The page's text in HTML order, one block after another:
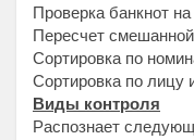
Проверка банкнот
Пересчет
Сортировка по
Сортировка по лицу
Виды контроля
Распознает